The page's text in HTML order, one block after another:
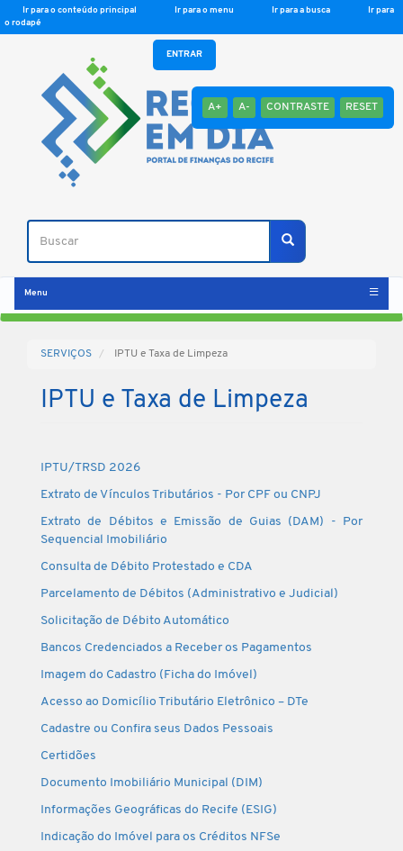
Ir para o conteúdo principal Ir para o menu Ir para a busca
Ir para
o rodapé
A+ A- CONTRASTE RESET
Buscar
Buscar
ENTRAR
Menu
SERVIÇOS IPTU e Taxa de Limpeza
IPTU e Taxa de Limpeza
IPTU/TRSD 2026
Extrato de Vínculos Tributários - Por CPF ou CNPJ
Extrato de Débitos e Emissão de Guias (DAM) - Por
Sequencial Imobiliário
Consulta de Débito Protestado e CDA
Parcelamento de Débitos (Administrativo e Judicial)
Solicitação de Débito Automático
Bancos Credenciados a Receber os Pagamentos
Imagem do Cadastro (Ficha do Imóvel)
Acesso ao Domicílio Tributário Eletrônico – DTe
Cadastre ou Confira seus Dados Pessoais
Certidões
Documento Imobiliário Municipal (DIM)
Informações Geográficas do Recife (ESIG)
Indicação do Imóvel para os Créditos NFSe